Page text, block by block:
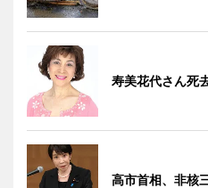
寿美花代さん死
高市首相、非核